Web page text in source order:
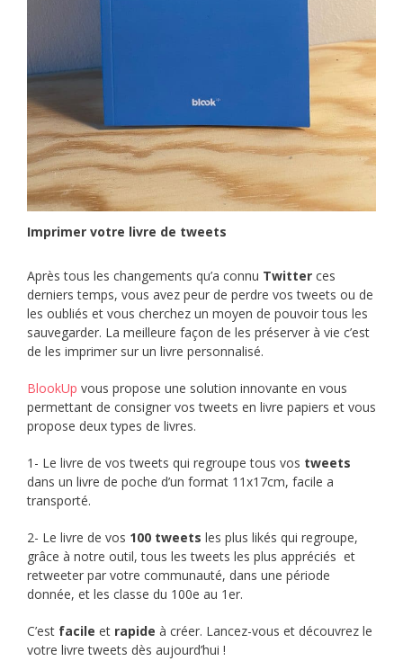
Imprimer votre livre de tweets
Après tous les changements qu’a connu Twitter ces
derniers temps, vous avez peur de perdre vos tweets ou de
les oubliés et vous cherchez un moyen de pouvoir tous les
sauvegarder. La meilleure façon de les préserver à vie c’est
de les imprimer sur un livre personnalisé.
BlookUp vous propose une solution innovante en vous
permettant de consigner vos tweets en livre papiers et vous
propose deux types de livres.
1- Le livre de vos tweets qui regroupe tous vos tweets
dans un livre de poche d’un format 11x17cm, facile a
transporté.
2- Le livre de vos 100 tweets les plus likés qui regroupe,
grâce à notre outil, tous les tweets les plus appréciés et
retweeter par votre communauté, dans une période
donnée, et les classe du 100e au 1er.
C’est facile et rapide à créer. Lancez-vous et découvrez le
votre livre tweets dès aujourd’hui !